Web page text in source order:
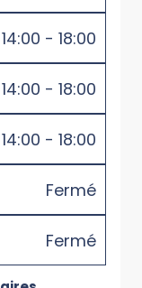
14:00 - 18:00
14:00 - 18:00
14:00 - 18:00
Fermé
Fermé